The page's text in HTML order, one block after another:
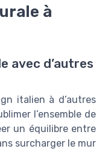
à
avec d’autres
italien à d’autres
l’ensemble de
un équilibre entre
surcharger le mur